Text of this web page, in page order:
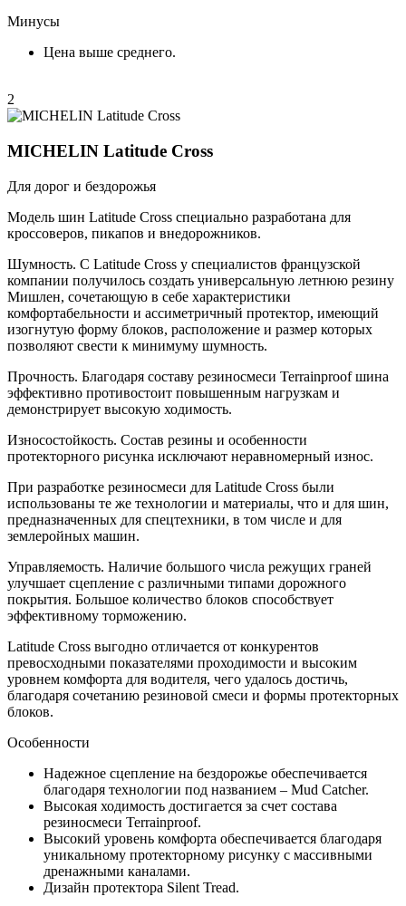
Минусы
Цена выше среднего.
2
MICHELIN Latitude Cross
Для дорог и бездорожья
Модель шин Latitude Cross специально разработана для
кроссоверов, пикапов и внедорожников.
Шумность. С Latitude Cross у специалистов французской
компании получилось создать универсальную летнюю резину
Мишлен, сочетающую в себе характеристики
комфортабельности и ассиметричный протектор, имеющий
изогнутую форму блоков, расположение и размер которых
позволяют свести к минимуму шумность.
Прочность. Благодаря составу резиносмеси Terrainproof шина
эффективно противостоит повышенным нагрузкам и
демонстрирует высокую ходимость.
Износостойкость. Состав резины и особенности
протекторного рисунка исключают неравномерный износ.
При разработке резиносмеси для Latitude Cross были
использованы те же технологии и материалы, что и для шин,
предназначенных для спецтехники, в том числе и для
землеройных машин.
Управляемость. Наличие большого числа режущих граней
улучшает сцепление с различными типами дорожного
покрытия. Большое количество блоков способствует
эффективному торможению.
Latitude Cross выгодно отличается от конкурентов
превосходными показателями проходимости и высоким
уровнем комфорта для водителя, чего удалось достичь,
благодаря сочетанию резиновой смеси и формы протекторных
блоков.
Особенности
Надежное сцепление на бездорожье обеспечивается
благодаря технологии под названием – Mud Catcher.
Высокая ходимость достигается за счет состава
резиносмеси Terrainproof.
Высокий уровень комфорта обеспечивается благодаря
уникальному протекторному рисунку с массивными
дренажными каналами.
Дизайн протектора Silent Tread.